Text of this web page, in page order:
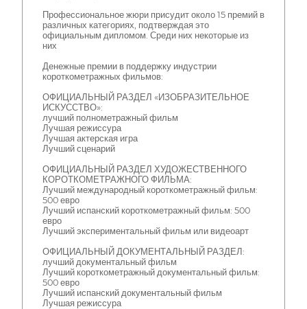
Профессиональное жюри присудит около 15 премий в
различных категориях, подтверждая это
официальным дипломом. Среди них некоторые из
них
Денежные премии в поддержку индустрии
короткометражных фильмов:
ОФИЦИАЛЬНЫЙ РАЗДЕЛ «ИЗОБРАЗИТЕЛЬНОЕ
ИСКУССТВО»:
лучший полнометражный фильм
Лучшая режиссура
Лучшая актерская игра
Лучший сценарий
ОФИЦИАЛЬНЫЙ РАЗДЕЛ ХУДОЖЕСТВЕННОГО
КОРОТКОМЕТРАЖНОГО ФИЛЬМА:
Лучший международный короткометражный фильм:
500 евро
Лучший испанский короткометражный фильм: 500
евро
Лучший экспериментальный фильм или видеоарт
ОФИЦИАЛЬНЫЙ ДОКУМЕНТАЛЬНЫЙ РАЗДЕЛ:
лучший документальный фильм
Лучший короткометражный документальный фильм:
500 евро
Лучший испанский документальный фильм
Лучшая режиссура